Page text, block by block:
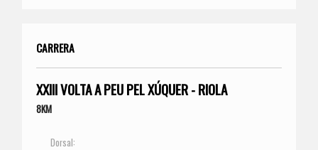
CARRERA
XXIII VOLTA A PEU PEL XÚQUER - RIOLA
8KM
Dorsal: